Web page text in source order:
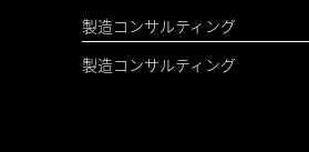
製造コンサルティング
製造コンサルティング